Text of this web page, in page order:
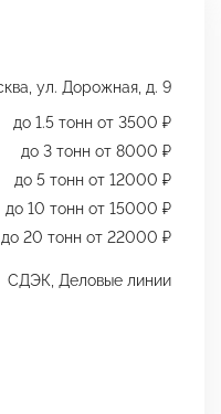
ул. Дорожная, д. 9
до 1.5 тонн от 3500 ₽
до 3 тонн от 8000 ₽
до 5 тонн от 12000 ₽
до 10 тонн от 15000 ₽
до 20 тонн от 22000 ₽
СДЭК, Деловые линии